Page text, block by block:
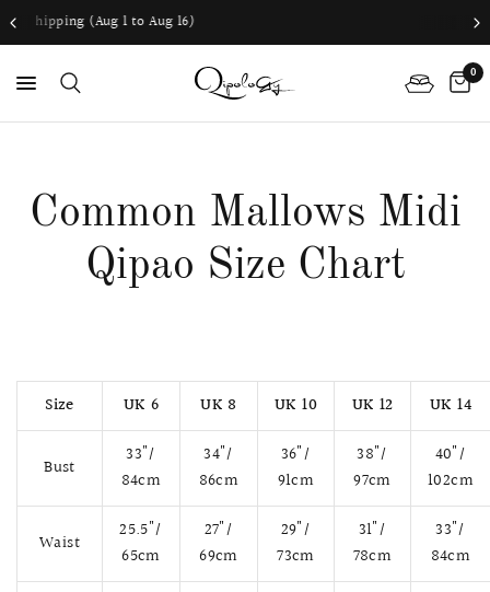
0
Common Mallows Midi
Qipao Size Chart
Size UK 6 UK 8 UK 10 UK 12 UK 14
Bust
33"/
84cm
34"/
86cm
36"/
91cm
38"/
97cm
40"/
102cm
Waist
25.5"/
65cm
27"/
69cm
29"/
73cm
31"/
78cm
33"/
84cm